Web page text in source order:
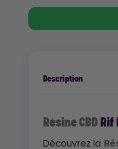
Description
Résine CBD
Découvrez la